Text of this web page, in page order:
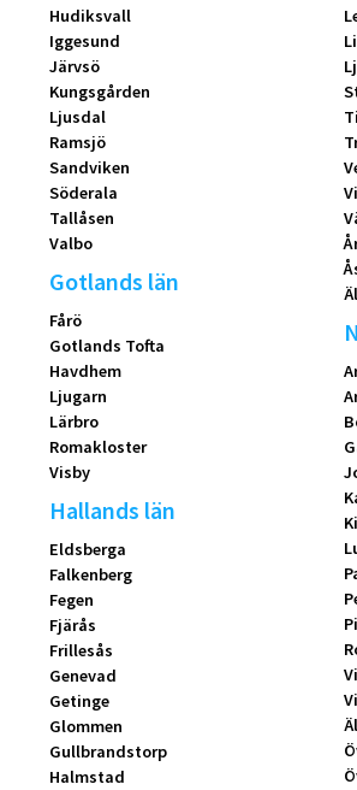
Hudiksvall
Iggesund
Järvsö
Kungsgården
Ljusdal
Ramsjö
Sandviken
Söderala
Tallåsen
Valbo
Gotlands län
Fårö
Gotlands Tofta
Havdhem
Ljugarn
Lärbro
Romakloster
Visby
Hallands län
Eldsberga
Falkenberg
Fegen
Fjärås
Frillesås
Genevad
Getinge
Glommen
Gullbrandstorp
Halmstad